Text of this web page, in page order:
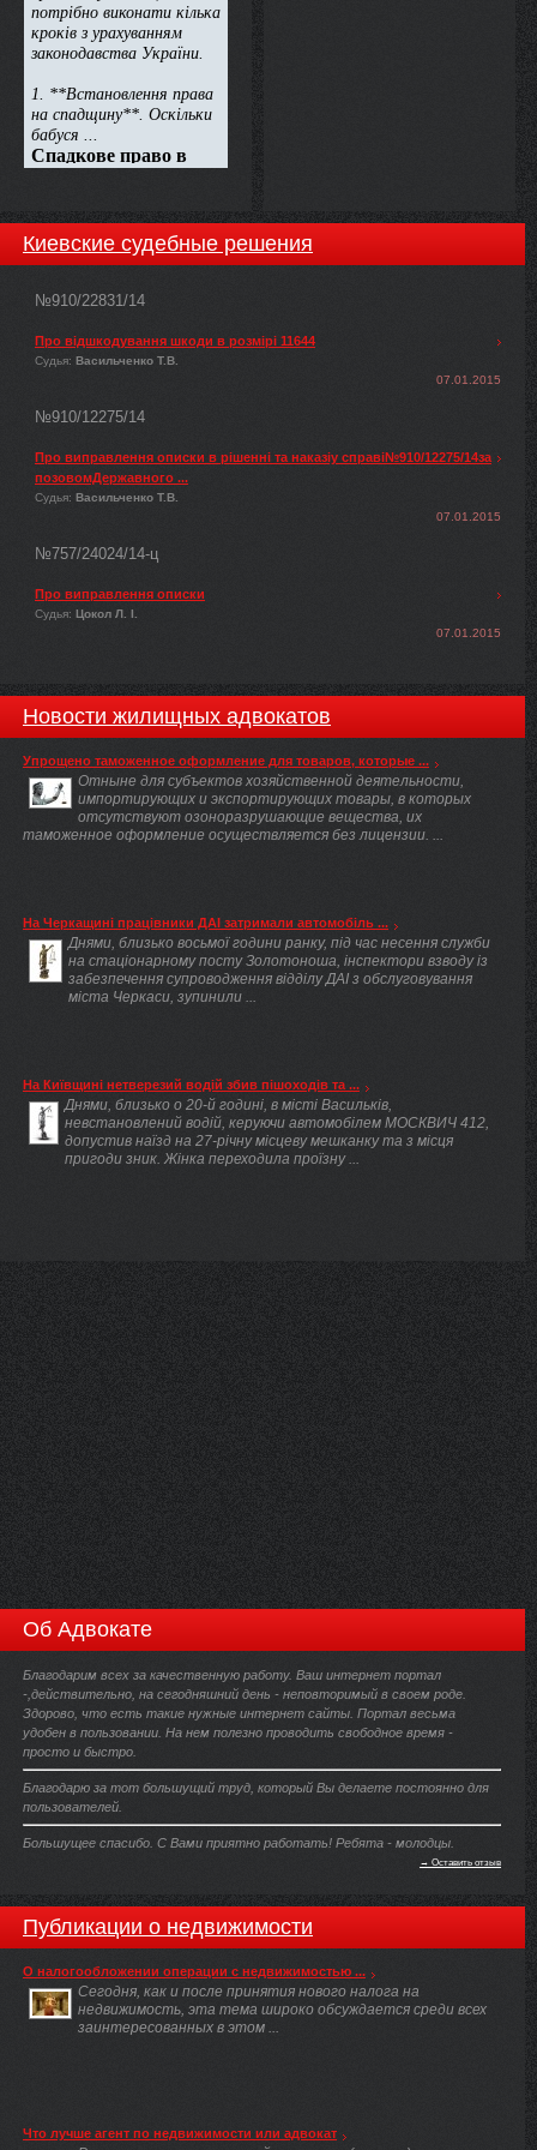
Киевские судебные решения
№910/22831/14
Про відшкодування шкоди в розмірі 11644
Судья: Васильченко Т.В.
07.01.2015
№910/12275/14
Про виправлення описки в рішенні та наказіу справі№910/12275/14за
позовомДержавного ...
Судья: Васильченко Т.В.
07.01.2015
№757/24024/14-ц
Про виправлення описки
Судья: Цокол Л. І.
07.01.2015
Новости жилищных адвокатов
Упрощено таможенное оформление для товаров, которые ...
Отныне для субъектов хозяйственной деятельности,
импортирующих и экспортирующих товары, в которых
отсутствуют озоноразрушающие вещества, их
таможенное оформление осуществляется без лицензии. ...
На Черкащині працівники ДАІ затримали автомобіль ...
Днями, близько восьмої години ранку, під час несення служби
на стаціонарному посту Золотоноша, інспектори взводу із
забезпечення супроводження відділу ДАІ з обслуговування
міста Черкаси, зупинили ...
На Київщині нетверезий водій збив пішоходів та ...
Днями, близько о 20-й годині, в місті Васильків,
невстановлений водій, керуючи автомобілем МОСКВИЧ 412,
допустив наїзд на 27-річну місцеву мешканку та з місця
пригоди зник. Жінка переходила проїзну ...
Об Адвокате
Благодарим всех за качественную работу. Ваш интернет портал
-,действительно, на сегодняшний день - неповторимый в своем роде.
Здорово, что есть такие нужные интернет сайты. Портал весьма
удобен в пользовании. На нем полезно проводить свободное время -
просто и быстро.
Благодарю за тот большущий труд, который Вы делаете постоянно для
пользователей.
Большущее спасибо. С Вами приятно работать! Ребята - молодцы.
→ Оставить отзыв
Публикации о недвижимости
О налогообложении операции с недвижимостью ...
Сегодня, как и после принятия нового налога на
недвижимость, эта тема широко обсуждается среди всех
заинтересованных в этом ...
Что лучше агент по недвижимости или адвокат